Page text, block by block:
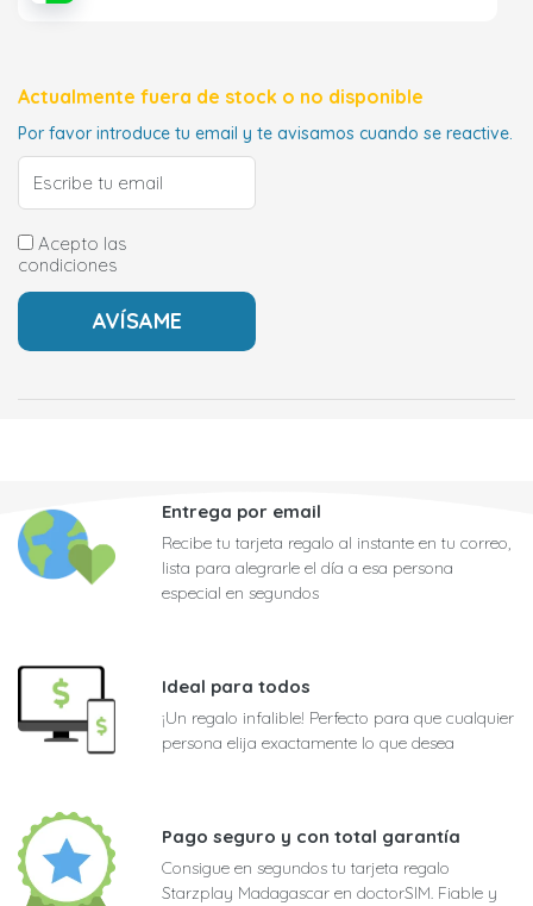
Actualmente fuera de stock o no disponible
Por favor introduce tu email y te avisamos cuando se reactive.
Acepto las
condiciones
Entrega por email
Recibe tu tarjeta regalo al instante en tu correo,
lista para alegrarle el día a esa persona
especial en segundos
Ideal para todos
¡Un regalo infalible! Perfecto para que cualquier
persona elija exactamente lo que desea
Pago seguro y con total garantía
Consigue en segundos tu tarjeta regalo
Starzplay Madagascar en doctorSIM. Fiable y